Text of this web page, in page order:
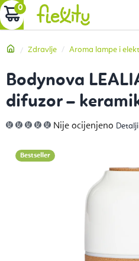
Preskoči
na
KOŠARICA
Početna
Zdravlje Aroma lampe i
Bodynova
difuzor –
Prosječna
ocjena
0,0
od
Nije ocijenjeno
Bestseller